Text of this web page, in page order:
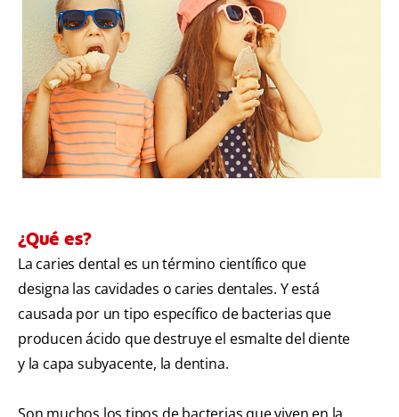
PARA PROFESIONALES
DÓNDE COMPRAR
¿Qué es?
La caries dental es un término científico que
designa las cavidades o caries dentales. Y está
causada por un tipo específico de bacterias que
producen ácido que destruye el esmalte del diente
y la capa subyacente, la dentina.